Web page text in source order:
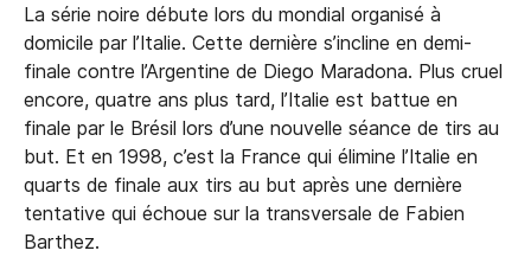
La série noire débute lors du mondial organisé à
domicile par l’Italie. Cette dernière s’incline en demi-
finale contre l’Argentine de Diego Maradona. Plus cruel
encore, quatre ans plus tard, l’Italie est battue en
finale par le Brésil lors d’une nouvelle séance de tirs au
but. Et en 1998, c’est la France qui élimine l’Italie en
quarts de finale aux tirs au but après une dernière
tentative qui échoue sur la transversale de Fabien
Barthez.